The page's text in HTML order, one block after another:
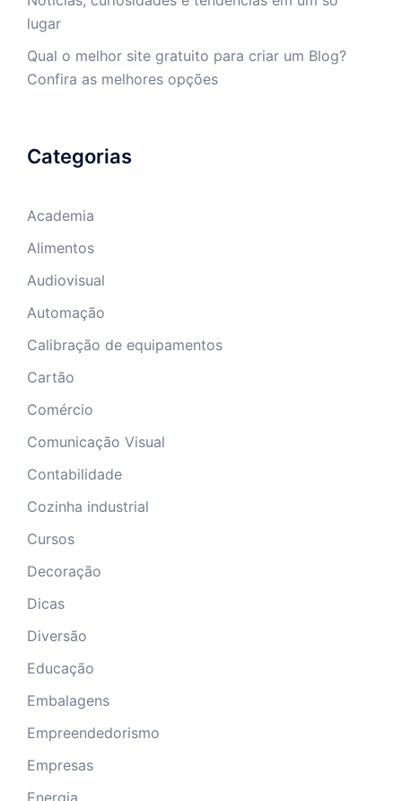
lugar
Qual o melhor site gratuito para criar um Blog?
Confira as melhores opções
Categorias
Academia
Alimentos
Audiovisual
Automação
Calibração de equipamentos
Cartão
Comércio
Comunicação Visual
Contabilidade
Cozinha industrial
Cursos
Decoração
Dicas
Diversão
Educação
Embalagens
Empreendedorismo
Empresas
Energia